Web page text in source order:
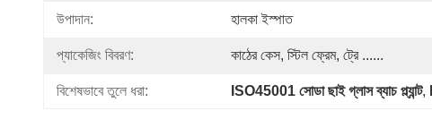
উপাদান: হালকা ইস্পাত
প্যাকেজিং বিবরণ: কাঠের কেস, স্টিল ফ্রেম, ট্রে ......
বিশেষভাবে তুলে ধরা: ISO45001 সোডা ছাই গ্লাস ব্যাচ প্ল্যান্ট,